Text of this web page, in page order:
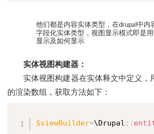
他们都是内容实体类型，在drupal中内
字段化实体类型，视图显示模式即是
显示及如何显示
实体视图构建器：
实体视图构建器在实体释文中定义，
的渲染数组，获取方法如下：
$viewBuilder=\Drupal : :